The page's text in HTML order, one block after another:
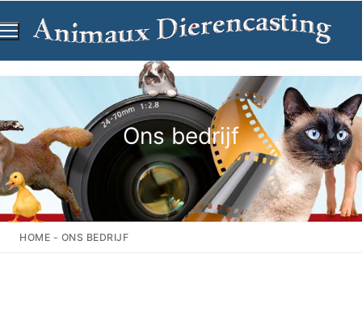
naar
inhoud
Ons bedrijf
HOME - ONS BEDRIJF